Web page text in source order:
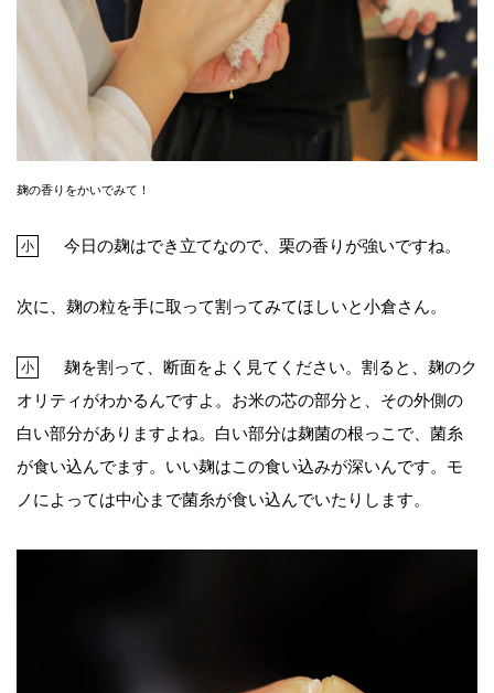
麹の香りをかいでみて！
小 今日の麹はでき立てなので、栗の香りが強いですね。
次に、麹の粒を手に取って割ってみてほしいと小倉さん。
小
麹を割って、断面をよく見てください。割ると、麹のク
オリティがわかるんですよ。お米の芯の部分と、その外側の
白い部分がありますよね。白い部分は麹菌の根っこで、菌糸
が食い込んでます。いい麹はこの食い込みが深いんです。モ
ノによっては中心まで菌糸が食い込んでいたりします。